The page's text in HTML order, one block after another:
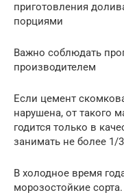
приготовления
порциями
Важно соблюдать
производителем
Если цемент
нарушена, от такого
годится только в
занимать не более 1/
В холодное время
морозостойкие